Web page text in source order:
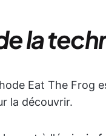
la
Eat The Frog
la découvrir.